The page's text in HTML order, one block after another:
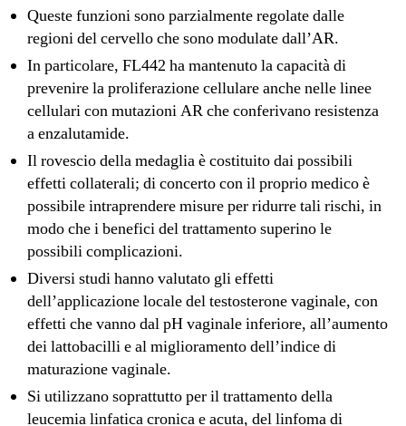
Queste funzioni sono parzialmente regolate dalle
regioni del cervello che sono modulate dall’AR.
In particolare, FL442 ha mantenuto la capacità di
prevenire la proliferazione cellulare anche nelle linee
cellulari con mutazioni AR che conferivano resistenza
a enzalutamide.
Il rovescio della medaglia è costituito dai possibili
effetti collaterali; di concerto con il proprio medico è
possibile intraprendere misure per ridurre tali rischi, in
modo che i benefici del trattamento superino le
possibili complicazioni.
Diversi studi hanno valutato gli effetti
dell’applicazione locale del testosterone vaginale, con
effetti che vanno dal pH vaginale inferiore, all’aumento
dei lattobacilli e al miglioramento dell’indice di
maturazione vaginale.
Si utilizzano soprattutto per il trattamento della
leucemia linfatica cronica e acuta, del linfoma di